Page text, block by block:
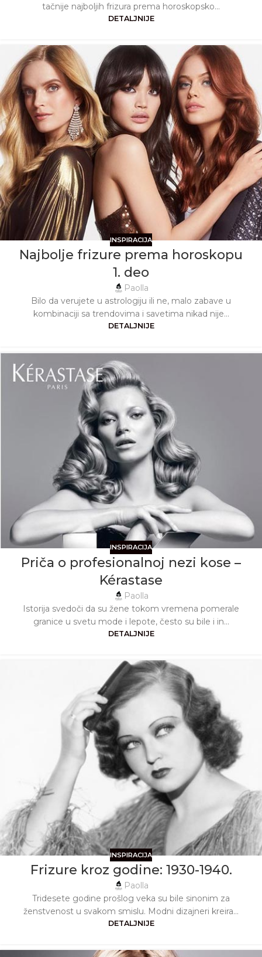
tačnije najboljih frizura prema horoskopsko...
DETALJNIJE
INSPIRACIJA
Najbolje frizure prema horoskopu
1. deo
Paolla
Bilo da verujete u astrologiju ili ne, malo zabave u
kombinaciji sa trendovima i savetima nikad nije...
DETALJNIJE
INSPIRACIJA
Priča o profesionalnoj nezi kose –
Kérastase
Paolla
Istorija svedoči da su žene tokom vremena pomerale
granice u svetu mode i lepote, često su bile i in...
DETALJNIJE
INSPIRACIJA
Frizure kroz godine: 1930-1940.
Paolla
Tridesete godine prošlog veka su bile sinonim za
ženstvenost u svakom smislu. Modni dizajneri kreira...
DETALJNIJE